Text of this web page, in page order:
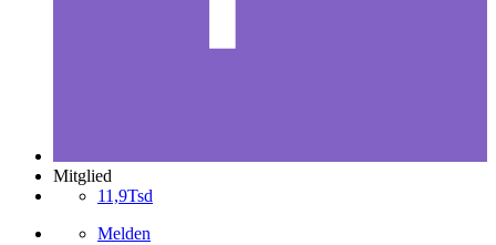
Mitglied
11,9Tsd
Melden